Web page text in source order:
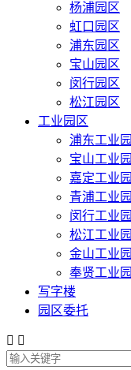
杨浦园区
虹口园区
浦东园区
宝山园区
闵行园区
松江园区
工业园区
浦东工业园
宝山工业园
嘉定工业园
青浦工业园
闵行工业园
松江工业园
金山工业园
奉贤工业园
写字楼
园区委托
 